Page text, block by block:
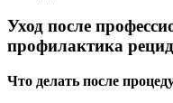
Уход после
профилактика
Что делать после